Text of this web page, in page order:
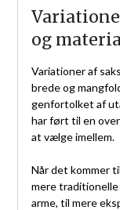
og
Variationer af
brede og
genfortolket af
har ført til en
at vælge imellem.
Når det kommer
mere traditionelle
arme, til mere